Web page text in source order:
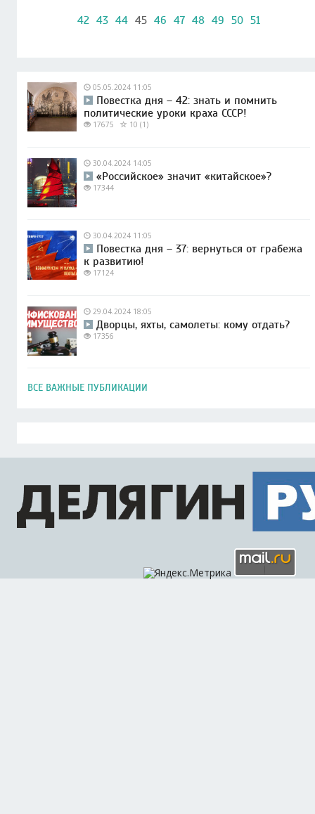
42 43 44 45 46 47 48 49 50 51
05.05.2024 11:05
Повестка дня – 42: знать и помнить
политические уроки краха СССР!
17675 10 (1)
30.04.2024 14:05
«Российское» значит «китайское»?
17344
30.04.2024 11:05
Повестка дня – 37: вернуться от грабежа
к развитию!
17124
29.04.2024 18:05
Дворцы, яхты, самолеты: кому отдать?
17356
ВСЕ ВАЖНЫЕ ПУБЛИКАЦИИ